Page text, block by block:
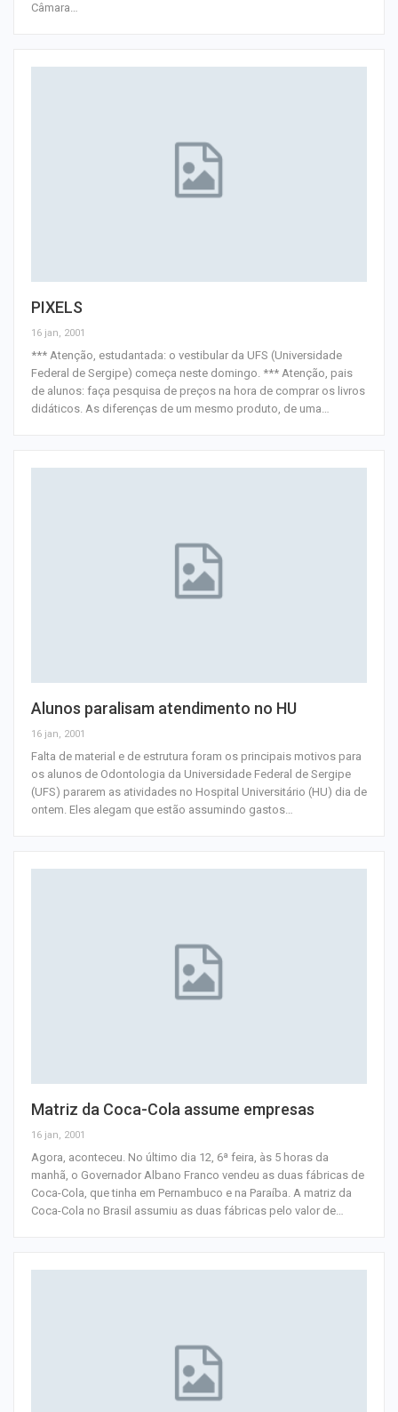
Câmara…
PIXELS
16 jan, 2001
*** Atenção, estudantada: o vestibular da UFS (Universidade
Federal de Sergipe) começa neste domingo. *** Atenção, pais
de alunos: faça pesquisa de preços na hora de comprar os livros
didáticos. As diferenças de um mesmo produto, de uma…
Alunos paralisam atendimento no HU
16 jan, 2001
Falta de material e de estrutura foram os principais motivos para
os alunos de Odontologia da Universidade Federal de Sergipe
(UFS) pararem as atividades no Hospital Universitário (HU) dia de
ontem. Eles alegam que estão assumindo gastos…
Matriz da Coca-Cola assume empresas
16 jan, 2001
Agora, aconteceu. No último dia 12, 6ª feira, às 5 horas da
manhã, o Governador Albano Franco vendeu as duas fábricas de
Coca-Cola, que tinha em Pernambuco e na Paraíba. A matriz da
Coca-Cola no Brasil assumiu as duas fábricas pelo valor de…